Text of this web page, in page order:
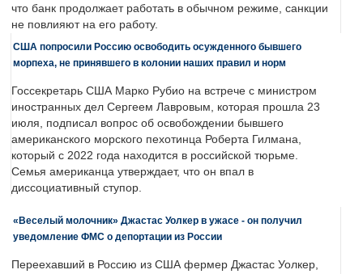
что банк продолжает работать в обычном режиме, санкции
не повлияют на его работу.
США попросили Россию освободить осужденного бывшего
морпеха, не принявшего в колонии наших правил и норм
Госсекретарь США Марко Рубио на встрече с министром
иностранных дел Сергеем Лавровым, которая прошла 23
июля, подписал вопрос об освобождении бывшего
американского морского пехотинца Роберта Гилмана,
который с 2022 года находится в российской тюрьме.
Семья американца утверждает, что он впал в
диссоциативный ступор.
«Веселый молочник» Джастас Уолкер в ужасе - он получил
уведомление ФМС о депортации из России
Переехавший в Россию из США фермер Джастас Уолкер,